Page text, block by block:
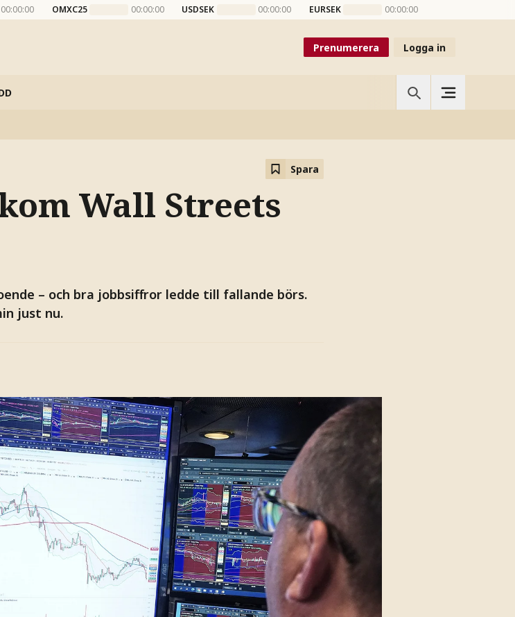
00:00:00 OMXC25 00:00:00 USDSEK 00:00:00 EURSEK 00:00:00
Prenumerera Logga in
Spara
Wall Streets
– och bra jobbsiffror ledde till fallande börs.
just nu.